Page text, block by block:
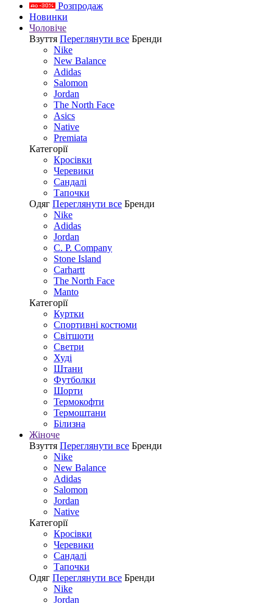
Розпродаж
Новинки
Чоловіче
Взуття Переглянути все Бренди
Nike
New Balance
Adidas
Salomon
Jordan
The North Face
Asics
Native
Premiata
Категорії
Кросівки
Черевики
Сандалі
Tапочки
Одяг Переглянути все Бренди
Nike
Adidas
Jordan
C. P. Company
Stone Island
Carhartt
The North Face
Manto
Категорії
Куртки
Спортивні костюми
Світшоти
Светри
Худі
Штани
Футболки
Шорти
Термокофти
Термоштани
Білизна
Жіноче
Взуття Переглянути все Бренди
Nike
New Balance
Adidas
Salomon
Jordan
Native
Категорії
Кросівки
Черевики
Сандалі
Tапочки
Одяг Переглянути все Бренди
Nike
Jordan